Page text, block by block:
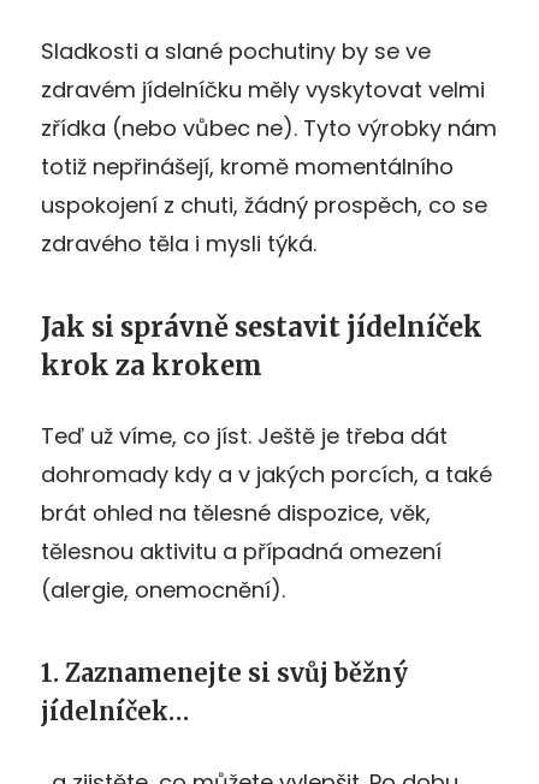
Sladkosti a slané pochutiny by se ve
zdravém jídelníčku měly vyskytovat velmi
zřídka (nebo vůbec ne). Tyto výrobky nám
totiž nepřinášejí, kromě momentálního
uspokojení z chuti, žádný prospěch, co se
zdravého těla i mysli týká.
Jak si správně sestavit jídelníček
krok za krokem
Teď už víme, co jíst. Ještě je třeba dát
dohromady kdy a v jakých porcích, a také
brát ohled na tělesné dispozice, věk,
tělesnou aktivitu a případná omezení
(alergie, onemocnění).
1. Zaznamenejte si svůj běžný
jídelníček…